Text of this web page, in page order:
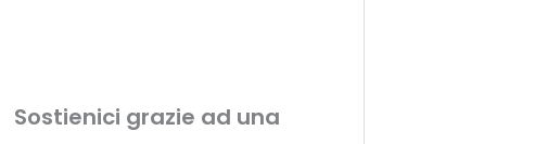
Sostienici grazie ad una